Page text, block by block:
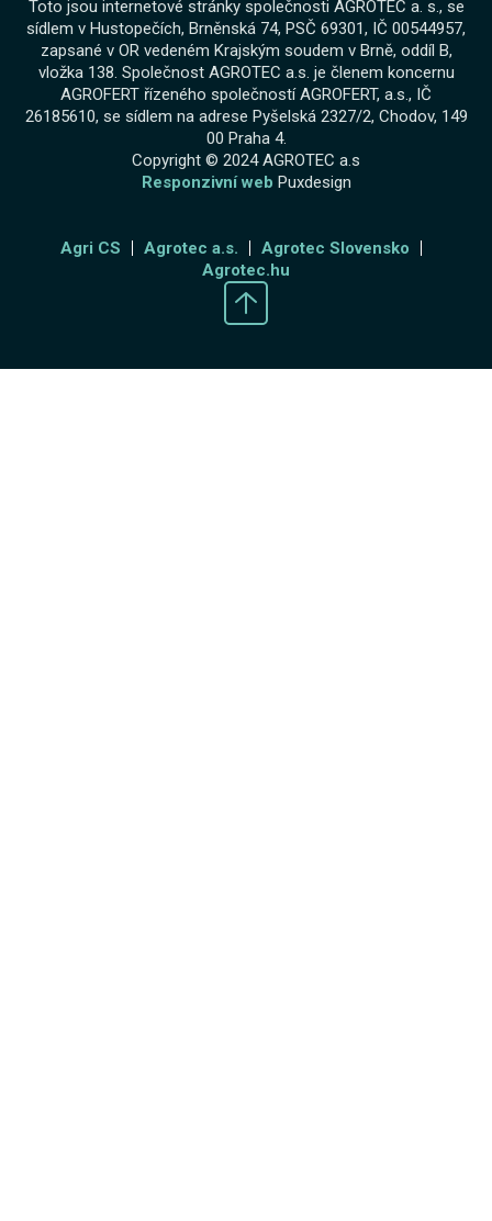
Toto jsou internetové stránky společnosti AGROTEC a. s., se
sídlem v Hustopečích, Brněnská 74, PSČ 69301, IČ 00544957,
zapsané v OR vedeném Krajským soudem v Brně, oddíl B,
vložka 138. Společnost AGROTEC a.s. je členem koncernu
AGROFERT řízeného společností AGROFERT, a.s., IČ
26185610, se sídlem na adrese Pyšelská 2327/2, Chodov, 149
00 Praha 4.
Copyright © 2024 AGROTEC a.s
Responzivní web Puxdesign
Agri CS Agrotec a.s.
Agrotec Slovensko
Agrotec.hu